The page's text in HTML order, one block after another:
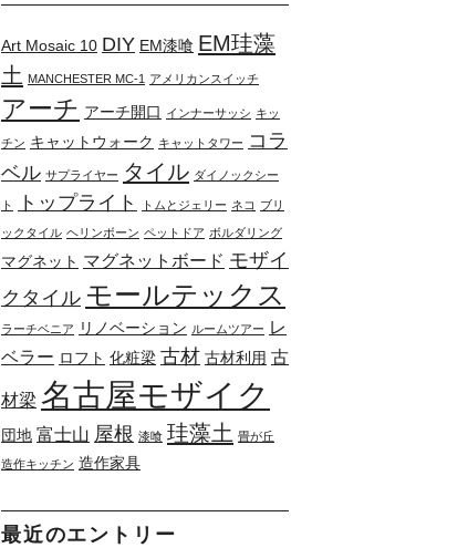
Art Mosaic 10 DIY EM漆喰 EM珪藻
土 MANCHESTER MC-1 アメリカンスイッチ
アーチ アーチ開口 インナーサッシ キッ
チン キャットウォーク キャットタワー コラ
ベル サプライヤー タイル ダイノックシー
ト トップライト トムとジェリー ネコ ブリ
ックタイル ヘリンボーン ペットドア ボルダリング
マグネット マグネットボード モザイ
クタイル モールテックス
ラーチベニア リノベーション ルームツアー レ
ベラー ロフト 化粧梁 古材 古材利用 古
材梁 名古屋モザイク
団地 富士山 屋根 漆喰 珪藻土 畳が丘
造作キッチン 造作家具
最近のエントリー